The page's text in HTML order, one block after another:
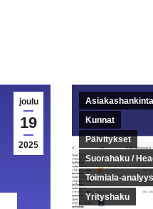
joulu
19
2025
Kunnat
Päivitykset
Suorahaku /
Toimiala-
Yrityshaku